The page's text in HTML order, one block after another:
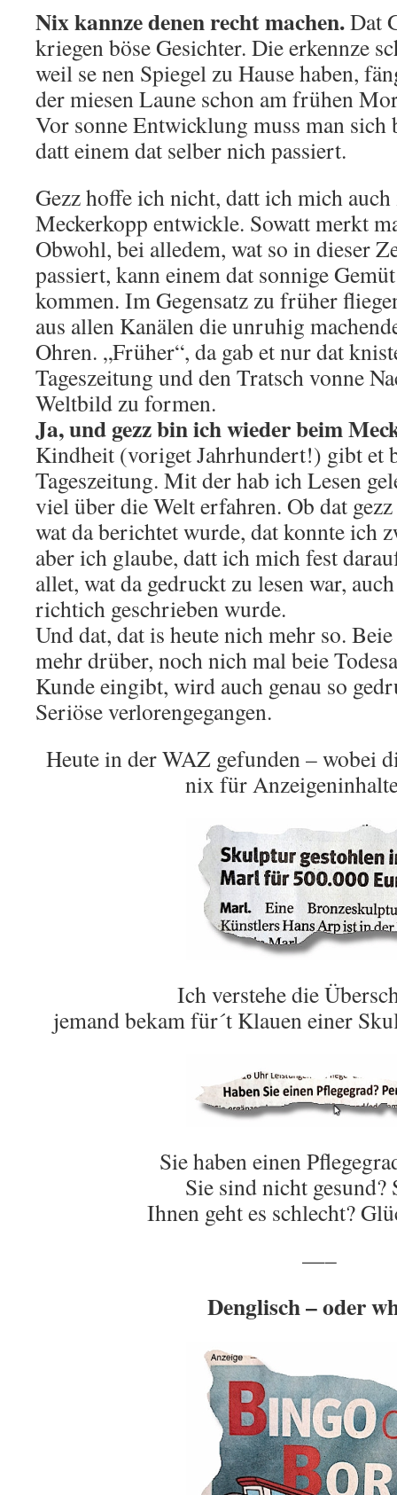
Nix kannze denen recht machen.Dat
kriegen böse Gesichter. Die erkennze
weil se nen Spiegel zu Hause haben,
der miesen Laune schon am frühen
Vor sonne Entwicklung muss man sich
datt einem dat selber nich passiert.
Gezz hoffe ich nicht, datt ich mich
Meckerkopp entwickle. Sowatt merkt
Obwohl, bei alledem, wat so in dieser
passiert, kann einem dat sonnige
kommen. Im Gegensatz zu früher
aus allen Kanälen die unruhig
Ohren. „Früher“, da gab et nur dat
Tageszeitung und den Tratsch vonne
Weltbild zu formen.
Ja, und gezz bin ich wieder beim
Kindheit (voriget Jahrhundert!) gibt et
Tageszeitung. Mit der hab ich Lesen
viel über die Welt erfahren. Ob dat
wat da berichtet wurde, dat konnte ich
aber ich glaube, datt ich mich fest
allet, wat da gedruckt zu lesen war,
richtich geschrieben wurde.
Und dat, dat is heute nich mehr so.
mehr drüber, noch nich mal beie
Kunde eingibt, wird auch genau so
Seriöse verlorengegangen.
Heute in der WAZ gefunden – wobei
nix für
Ich verstehe die
jemand bekam für´t Klauen einer
Sie haben einen
Sie sind nicht gesund?
Ihnen geht es schlecht?
—–
Denglisch – oder